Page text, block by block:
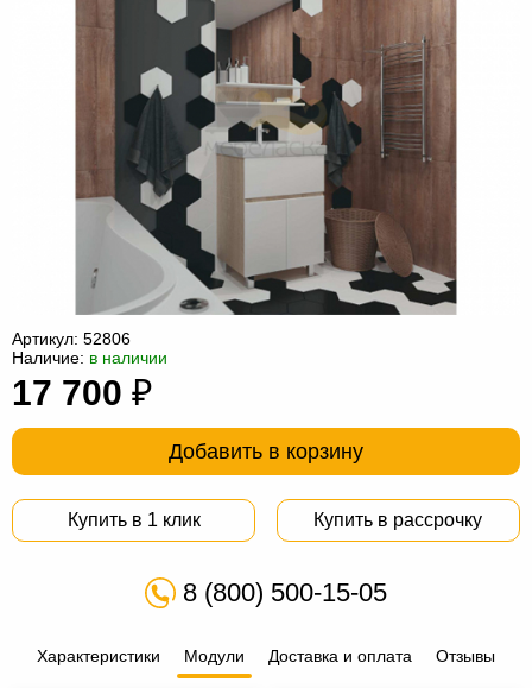
компьютер
ванной
трансформер
Матрасы
ротанга
мебель
Косметологическое
оборудование
Артикул: 52806
Наличие: в наличии
17 700 ₽
Добавить в корзину
Купить в 1 клик Купить в рассрочку
8 (800) 500-15-05
Характеристики Модули Доставка и оплата Отзывы